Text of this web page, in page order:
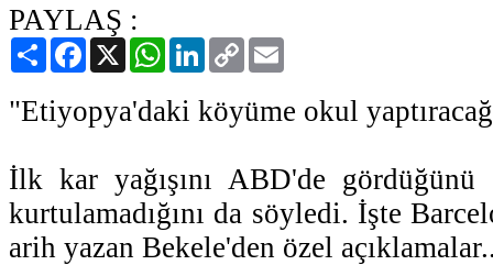
PAYLAŞ :
PaylaşFacebook
X WhatsAppLinkedIn
Copy
Link
"Etiyopya'daki köyüme okul
İlk kar yağışını ABD'de
kurtulamadığını da söyledi. İşte
arih yazan Bekele'den özel